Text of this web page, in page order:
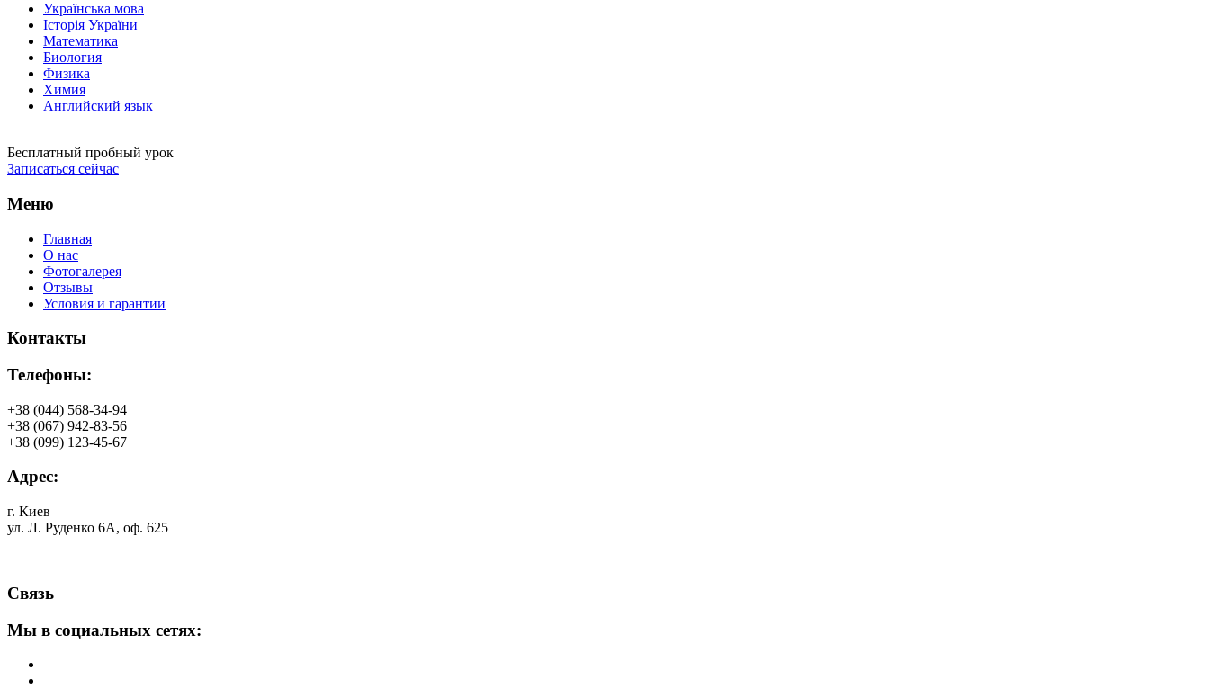
Українська мова
Історія України
Математика
Биология
Физика
Химия
Английский язык
Бесплатный пробный урок
Записаться сейчас
Меню
Главная
О нас
Фотогалерея
Отзывы
Условия и гарантии
Контакты
Телефоны:
+38 (044) 568-34-94
+38 (067) 942-83-56
+38 (099) 123-45-67
Адрес:
г. Киев
ул. Л. Руденко 6А, оф. 625
Связь
Мы в социальных сетях: